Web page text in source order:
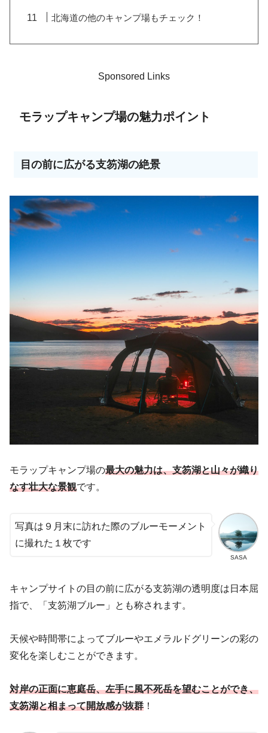
北海道の他のキャンプ場もチェック！
Sponsored Links
モラップキャンプ場の魅力ポイント
目の前に広がる支笏湖の絶景
モラップキャンプ場の最大の魅力は、支笏湖と山々が織り
なす壮大な景観です。
SASA
写真は９月末に訪れた際のブルーモーメント
に撮れた１枚です
キャンプサイトの目の前に広がる支笏湖の透明度は日本屈
指で、「支笏湖ブルー」とも称されます。
天候や時間帯によってブルーやエメラルドグリーンの彩の
変化を楽しむことができます。
対岸の正面に恵庭岳、左手に風不死岳を望むことができ、
支笏湖と相まって開放感が抜群 ！